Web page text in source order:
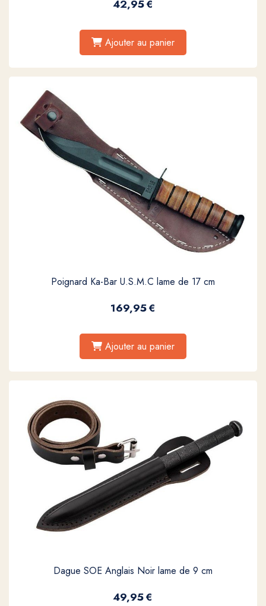
42,95€
Ajouter au panier
Poignard Ka-Bar U.S.M.C lame de 17 cm
169,95€
Ajouter au panier
Dague SOE Anglais Noir lame de 9 cm
49,95€